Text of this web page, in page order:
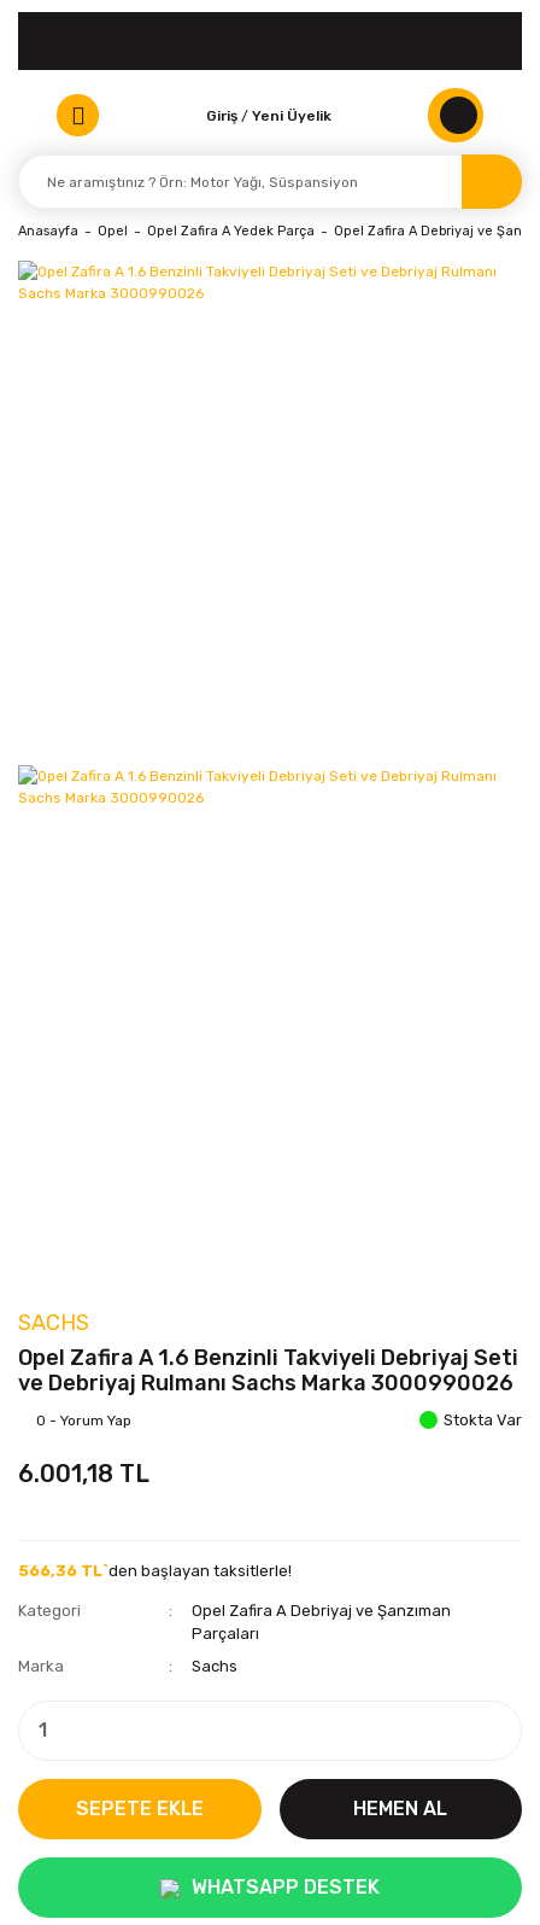
Giriş / Yeni Üyelik
Anasayfa Opel Opel Zafira A Yedek Parça Opel Zafira A Debriyaj ve
SACHS
Opel Zafira A 1.6 Benzinli Takviyeli Debriyaj Seti
ve Debriyaj Rulmanı Sachs Marka 3000990026
0 - Yorum Yap Stokta Var
6.001,18 TL
566,36 TL`den başlayan taksitlerle!
Kategori
Opel Zafira A Debriyaj ve Şanzıman
Parçaları
Marka
Sachs
SEPETE EKLE HEMEN AL
WHATSAPP DESTEK